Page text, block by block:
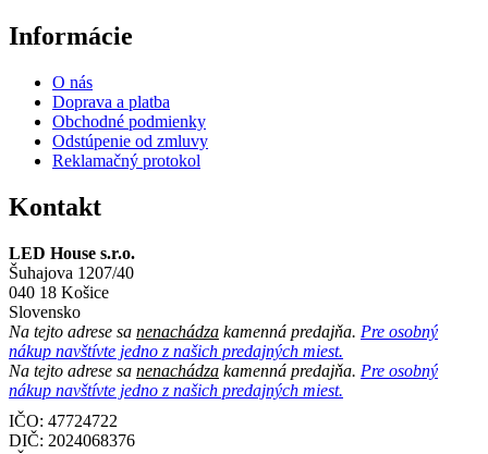
Informácie
O nás
Doprava a platba
Obchodné podmienky
Odstúpenie od zmluvy
Reklamačný protokol
Kontakt
LED House s.r.o.
Šuhajova 1207/40
040 18 Košice
Slovensko
Na tejto adrese sa nenachádza kamenná predajňa. Pre osobný
nákup navštívte jedno z našich predajných miest.
Na tejto adrese sa nenachádza kamenná predajňa. Pre osobný
nákup navštívte jedno z našich predajných miest.
IČO: 47724722
DIČ: 2024068376